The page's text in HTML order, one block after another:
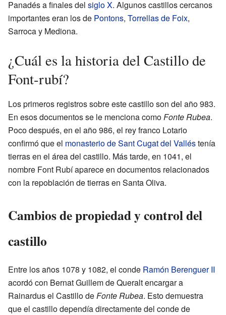
Panadés a finales del siglo X. Algunos castillos cercanos
importantes eran los de Pontons, Torrellas de Foix,
Sarroca y Mediona.
¿Cuál es la historia del Castillo de
Font-rubí?
Los primeros registros sobre este castillo son del año 983.
En esos documentos se le menciona comoFonte Rubea.
Poco después, en el año 986, el rey franco Lotario
confirmó que el monasterio de Sant Cugat del Valléstenía
tierras en el área del castillo. Más tarde, en 1041, el
nombre Font Rubí aparece en documentos relacionados
con la repoblación de tierras en Santa Oliva.
Cambios de propiedad y control del
castillo
Entre los años 1078 y 1082, el conde Ramón Berenguer II
acordó con Bernat Guillem de Queralt encargar a
Rainardus el Castillo deFonte Rubea. Esto demuestra
que el castillo dependía directamente del conde de